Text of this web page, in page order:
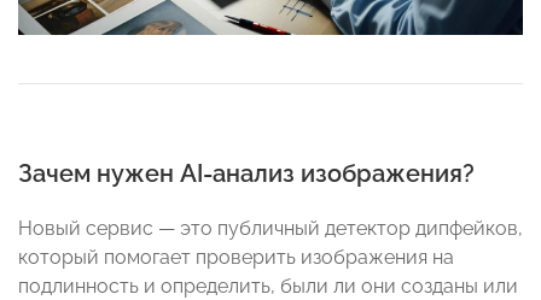
Зачем нужен AI-анализ изображения?
Новый сервис — это публичный детектор дипфейков,
который помогает проверить изображения на
подлинность и определить, были ли они созданы или